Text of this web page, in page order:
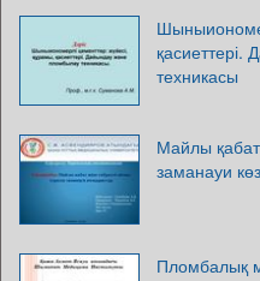
техникасы
Майлы қабат
заманауи
Пломбалық